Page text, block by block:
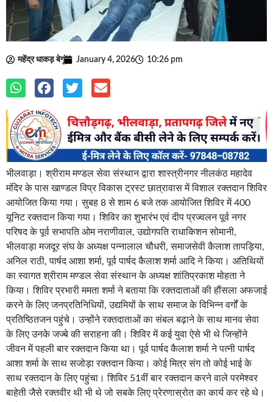
महेंद्र धाकड़ बेगूं January 4, 2026 10:26 pm
भीलवाड़ा। श्रीराम मण्डल सेवा संस्थान द्वारा शास्त्रीनगर नीलकंठ महादेव
मंदिर के पास खाण्डल विप्र विकास ट्रस्ट छात्रावास में विशाल रक्तदान शिविर
आयोजित किया गया। सुबह 8 से शाम 6 बजे तक आयोजित शिविर में 400
यूनिट रक्तदान किया गया। शिविर का शुभारंभ एवं दीप प्रज्वलन पूर्व नगर
परिषद के पूर्व सभापति ओम नराणीवाल, उद्योगपति राधाकिशन सोमानी,
भीलवाड़ा मजदूर संघ के अध्यक्ष पन्नालाल चौधरी, समाजसेवी कैलाश तापड़िया,
अनिल राठी, पार्षद आशा शर्मा, पूर्व पार्षद कैलाश शर्मा आदि ने किया। अतिथियों
का स्वागत श्रीराम मण्डल सेवा संस्थान के अध्यक्ष शांतिप्रकाश मोहता ने
किया। शिविर प्रभारी ममता शर्मा ने बताया कि रक्तदाताओं की हौंसला अफजाई
करने के लिए जनप्रतिनिधियों, उद्यमियों के साथ समाज के विभिन्न वर्गों के
प्रतिष्ठितजन पहुंचे। उन्होंने रक्तदाताओं का संबल बढ़ाने के साथ मानव सेवा
के लिए उनके जज्बे की सराहना की। शिविर में कई युवा ऐसे भी थे जिन्होंने
जीवन में पहली बार रक्तदान किया था। पूर्व पार्षद कैलाश शर्मा ने पत्नी पार्षद
आशा शर्मा के साथ सजोड़ा रक्तदान किया। कोई मित्र संग तो कोई भाई के
साथ रक्तदान के लिए पहुंचा। शिविर 51वीं बार रक्तदान करने वाले परमेश्वर
बाहेती जैसे रक्तवीर थी भी थे जो सबके लिए प्रेरणास्रोत का कार्य कर रहे थे।